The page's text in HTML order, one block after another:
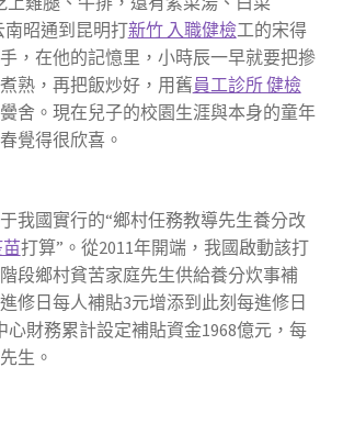
昭通到昆明打新竹 入職健檢工的宋得
，在他的記憶里，小時辰一早就要把摻
熟，再把飯炒好，用舊員工診所 健檢
舍。現在兒子的校園生涯與本身的童年
覺得很欣喜。
我國實行的“鄉村任務教導先生養分改
打算”。從2011年開端，我國啟動該打
段鄉村貧苦家庭先生供給養分炊事補
修日每人補貼3元增添到此刻每進修日
心財務累計設定補貼資金1968億元，每
生。